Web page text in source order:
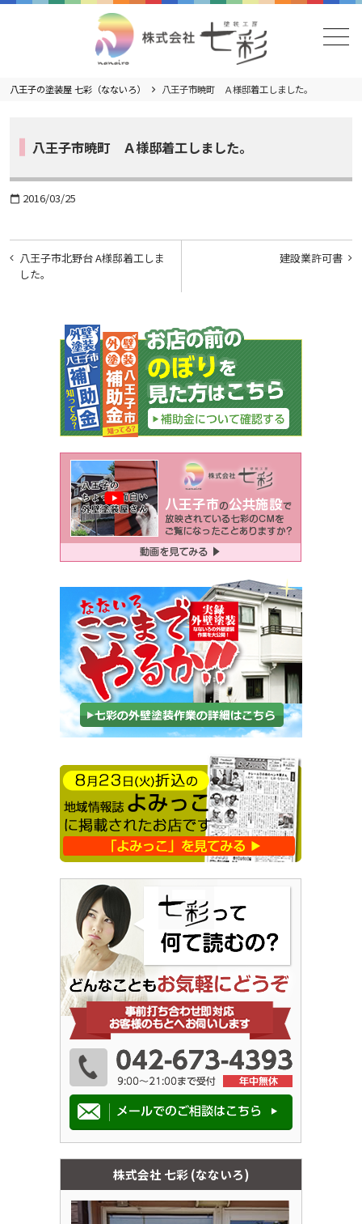
メニュー
八王子の塗装屋 七彩（なないろ） 八王子市暁町 Ａ様邸着工しました。
八王子市暁町 Ａ様邸着工しました。
calendar_today 2016/03/25
投
稿
建設業許可書
八王子市北野台 A様邸着工しま
した。
株式会社 七彩 (なないろ)